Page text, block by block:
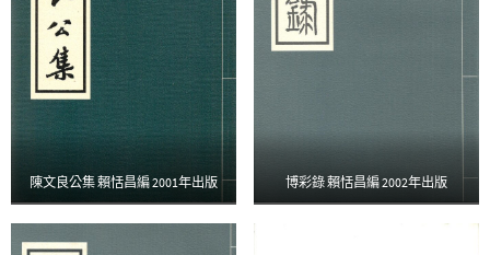
陳文良公集 賴恬昌編 2001年出版 博彩錄 賴恬昌編 2002年出版